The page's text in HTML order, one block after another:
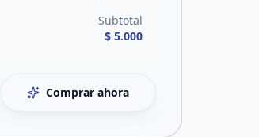
Subtotal
$ 5.000
Comprar ahora